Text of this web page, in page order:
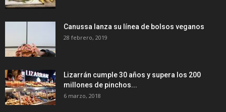
Canussa lanza su línea de bolsos veganos
28 febrero, 2019
Lizarrán cumple 30 años y supera los 200
millones de pinchos...
6 marzo, 2018